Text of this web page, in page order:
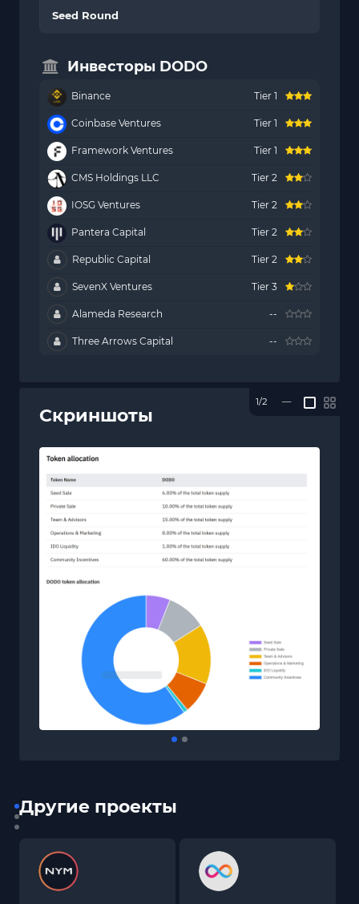
Seed Round
Инвесторы DODO
Binance Tier 1
Coinbase Ventures Tier 1
Framework Ventures Tier 1
CMS Holdings LLC Tier 2
IOSG Ventures Tier 2
Pantera Capital Tier 2
Republic Capital Tier 2
SevenX Ventures Tier 3
Alameda Research --
Three Arrows Capital --
Скриншоты
1/2 —
Другие проекты